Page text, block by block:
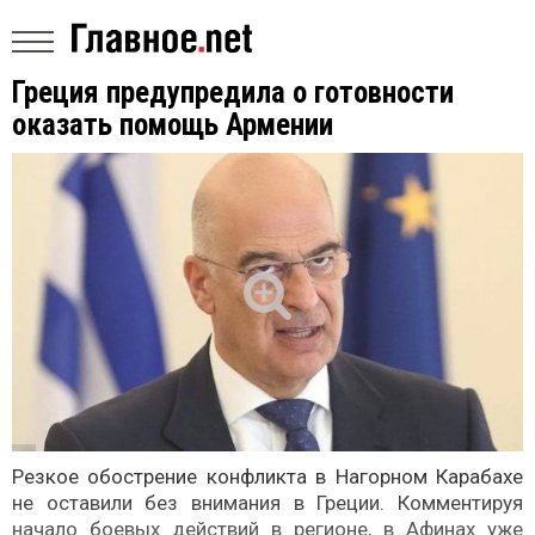
Греция предупредила о готовности
оказать помощь Армении
Резкое обострение конфликта в Нагорном Карабахе
не оставили без внимания в Греции. Комментируя
начало боевых действий в регионе, в Афинах уже